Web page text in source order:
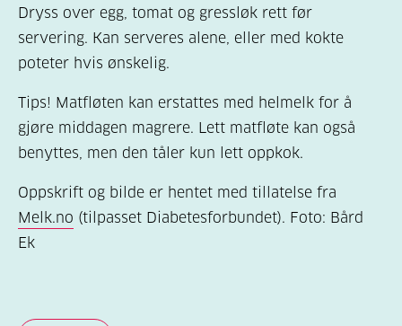
Dryss over egg, tomat og gressløk rett før
servering. Kan serveres alene, eller med kokte
poteter hvis ønskelig.
Tips! Matfløten kan erstattes med helmelk for å
gjøre middagen magrere. Lett matfløte kan også
benyttes, men den tåler kun lett oppkok.
Oppskrift og bilde er hentet med tillatelse fra
Melk.no (tilpasset Diabetesforbundet). Foto: Bård
Ek